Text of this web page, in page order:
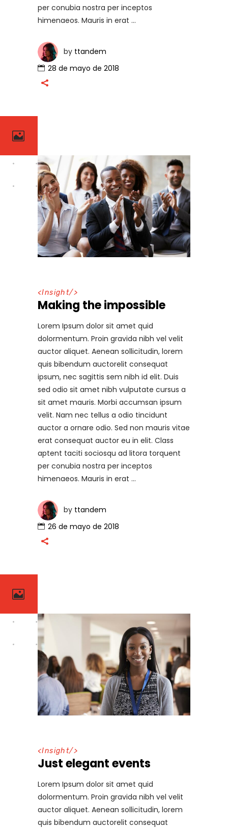
per conubia nostra per inceptos
himenaeos. Mauris in erat
by ttandem
28 de mayo de 2018
<Insight/>
Making the impossible
Lorem Ipsum dolor sit amet quid
dolormentum. Proin gravida nibh vel velit
auctor aliquet. Aenean sollicitudin, lorem
quis bibendum auctorelit consequat
ipsum, nec sagittis sem nibh id elit. Duis
sed odio sit amet nibh vulputate cursus a
sit amet mauris. Morbi accumsan ipsum
velit. Nam nec tellus a odio tincidunt
auctor a ornare odio. Sed non mauris vitae
erat consequat auctor eu in elit. Class
aptent taciti sociosqu ad litora torquent
per conubia nostra per inceptos
himenaeos. Mauris in erat
by ttandem
26 de mayo de 2018
<Insight/>
Just elegant events
Lorem Ipsum dolor sit amet quid
dolormentum. Proin gravida nibh vel velit
auctor aliquet. Aenean sollicitudin, lorem
quis bibendum auctorelit consequat